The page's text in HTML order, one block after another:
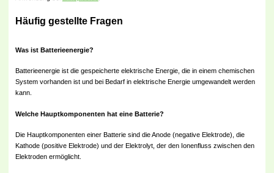
Häufig gestellte Fragen
Was ist Batterieenergie?
Batterieenergie ist die gespeicherte elektrische Energie, die in einem chemischen
System vorhanden ist und bei Bedarf in elektrische Energie umgewandelt werden
kann.
Welche Hauptkomponenten hat eine Batterie?
Die Hauptkomponenten einer Batterie sind die Anode (negative Elektrode), die
Kathode (positive Elektrode) und der Elektrolyt, der den Ionenfluss zwischen den
Elektroden ermöglicht.